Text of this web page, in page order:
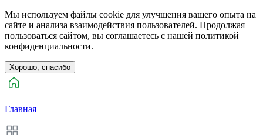
Мы используем файлы cookie для улучшения вашего опыта на
сайте и анализа взаимодействия пользователей. Продолжая
пользоваться сайтом, вы соглашаетесь с нашей политикой
конфиденциальности.
Хорошо, спасибо
Главная